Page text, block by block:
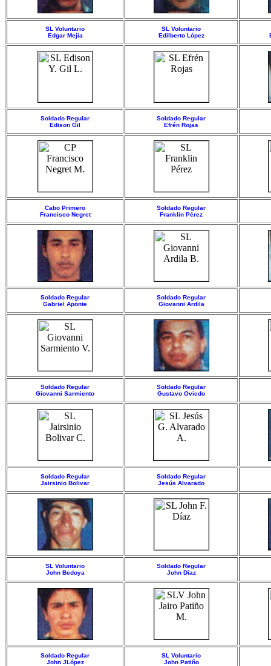
SL Voluntario
Edgar Mejía
SL Voluntario
Edilberto López
Soldado Regular
Edison Gil
Soldado Regular
Efrén Rojas
Cabo Primero
Francisco Negret
Soldado Regular
Franklin Pérez
Soldado Regular
Gabriel Aponte
Soldado Regular
Giovanni Ardila
Soldado Regular
Giovanni Sarmiento
Soldado Regular
Gustavo Oviedo
Soldado Regular
Jairsinio Bolivar
Soldado Regular
Jesús Alvarado
SL Voluntario
John Bedoya
Soldado Regular
John Díaz
Soldado Regular
John JLópez
SL Voluntario
John Patiño